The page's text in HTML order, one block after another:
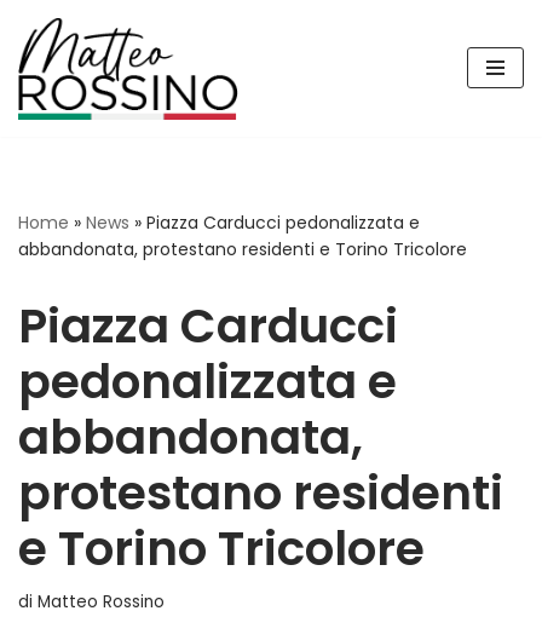
Vai
al
contenuto
Home » News » Piazza Carducci pedonalizzata e
abbandonata, protestano residenti e Torino Tricolore
Piazza Carducci
pedonalizzata e
abbandonata,
protestano residenti
e Torino Tricolore
di Matteo Rossino